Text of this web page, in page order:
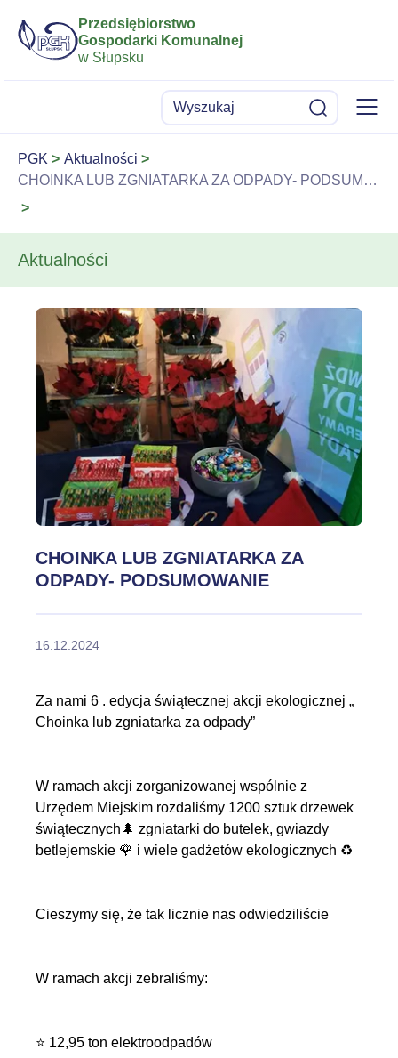
Przedsiębiorstwo
Gospodarki Komunalnej
w Słupsku
Wyszukaj Szukaj Menu
PGK
Aktualności
CHOINKA LUB ZGNIATARKA ZA ODPADY- PODSUMOWANIE
Aktualności
CHOINKA LUB ZGNIATARKA ZA
ODPADY- PODSUMOWANIE
16.12.2024
Za nami 6 . edycja świątecznej akcji ekologicznej „
Choinka lub zgniatarka za odpady”
W ramach akcji zorganizowanej wspólnie z
Urzędem Miejskim rozdaliśmy 1200 sztuk drzewek
świątecznych🌲 zgniatarki do butelek, gwiazdy
betlejemskie 🌹 i wiele gadżetów ekologicznych ♻
Cieszymy się, że tak licznie nas odwiedziliście
W ramach akcji zebraliśmy:
⭐ 12,95 ton elektroodpadów